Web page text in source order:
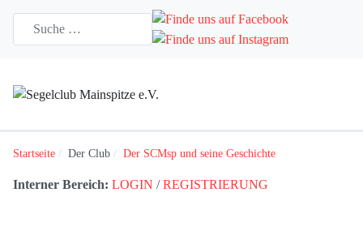
Startseite Der Club Der SCMsp und seine Geschichte
Interner Bereich: LOGIN /REGISTRIERUNG